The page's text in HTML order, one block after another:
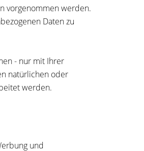
vorgenommen werden.
Daten zu
- nur mit Ihrer
natürlichen oder
werden.
und